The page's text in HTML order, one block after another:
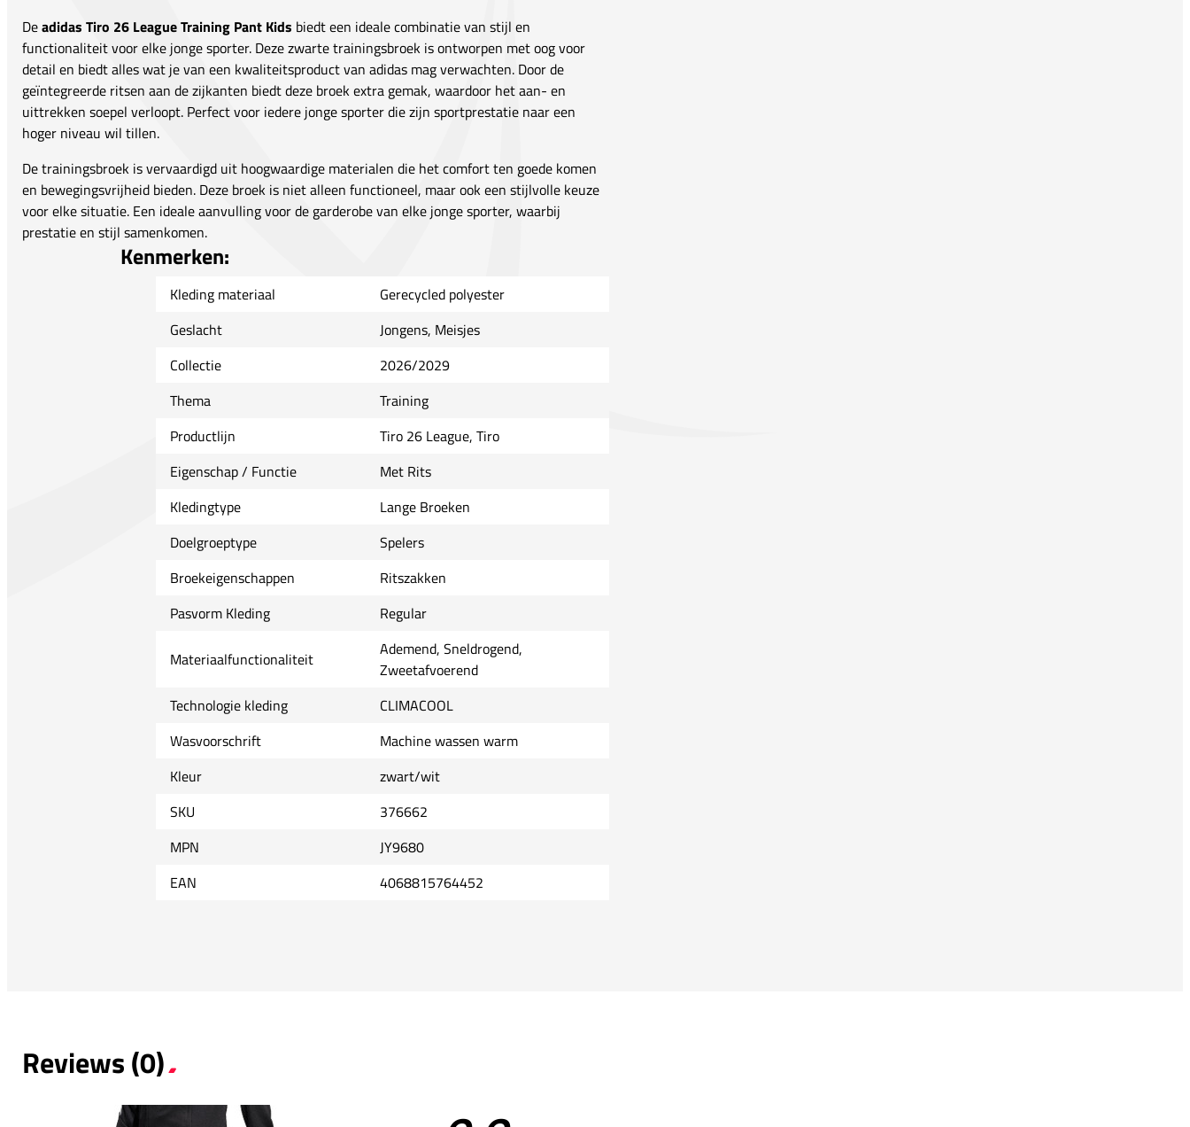
Deadidas Tiro 26 League Training Pant Kids biedt een ideale combinatie van stijl en
functionaliteit voor elke jonge sporter. Deze zwarte trainingsbroek is ontworpen met oog voor
detail en biedt alles wat je van een kwaliteitsproduct van adidas mag verwachten. Door de
geïntegreerde ritsen aan de zijkanten biedt deze broek extra gemak, waardoor het aan- en
uittrekken soepel verloopt. Perfect voor iedere jonge sporter die zijn sportprestatie naar een
hoger niveau wil tillen.
De trainingsbroek is vervaardigd uit hoogwaardige materialen die het comfort ten goede komen
en bewegingsvrijheid bieden. Deze broek is niet alleen functioneel, maar ook een stijlvolle keuze
voor elke situatie. Een ideale aanvulling voor de garderobe van elke jonge sporter, waarbij
prestatie en stijl samenkomen.
Kenmerken:
Kleding materiaal
Gerecycled polyester
Geslacht
Jongens, Meisjes
Collectie
2026/2029
Thema
Training
Productlijn
Tiro 26 League, Tiro
Eigenschap / Functie
Met Rits
Kledingtype
Lange Broeken
Doelgroeptype
Spelers
Broekeigenschappen
Ritszakken
Pasvorm Kleding
Regular
Materiaalfunctionaliteit
Ademend, Sneldrogend,
Zweetafvoerend
Technologie kleding
CLIMACOOL
Wasvoorschrift
Machine wassen warm
Kleur
zwart/wit
SKU
376662
MPN
JY9680
EAN
4068815764452
Reviews (0)